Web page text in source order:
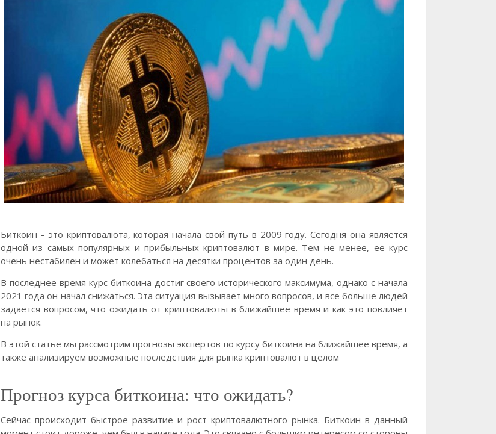
Биткоин - это криптовалюта, которая начала свой путь в 2009 году. Сегодня она является
одной из самых популярных и прибыльных криптовалют в мире. Тем не менее, ее курс
очень нестабилен и может колебаться на десятки процентов за один день.
В последнее время курс биткоина достиг своего исторического максимума, однако с начала
2021 года он начал снижаться. Эта ситуация вызывает много вопросов, и все больше людей
задается вопросом, что ожидать от криптовалюты в ближайшее время и как это повлияет
на рынок.
В этой статье мы рассмотрим прогнозы экспертов по курсу биткоина на ближайшее время, а
также анализируем возможные последствия для рынка криптовалют в целом
Прогноз курса биткоина: что ожидать?
Сейчас происходит быстрое развитие и рост криптовалютного рынка. Биткоин в данный